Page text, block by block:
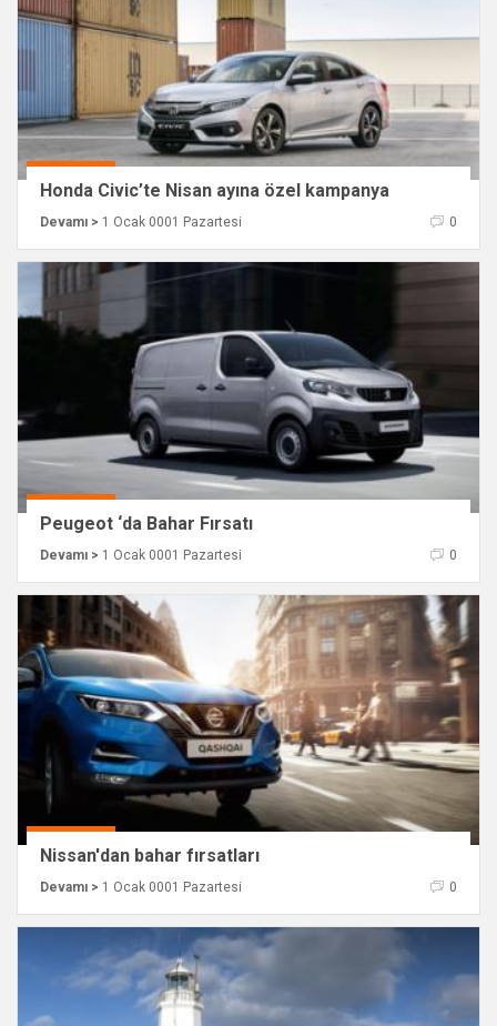
Honda Civic’te Nisan ayına özel kampanya
Devamı > 1 Ocak 0001 Pazartesi 0
Peugeot ‘da Bahar Fırsatı
Devamı > 1 Ocak 0001 Pazartesi 0
Nissan'dan bahar fırsatları
Devamı > 1 Ocak 0001 Pazartesi 0